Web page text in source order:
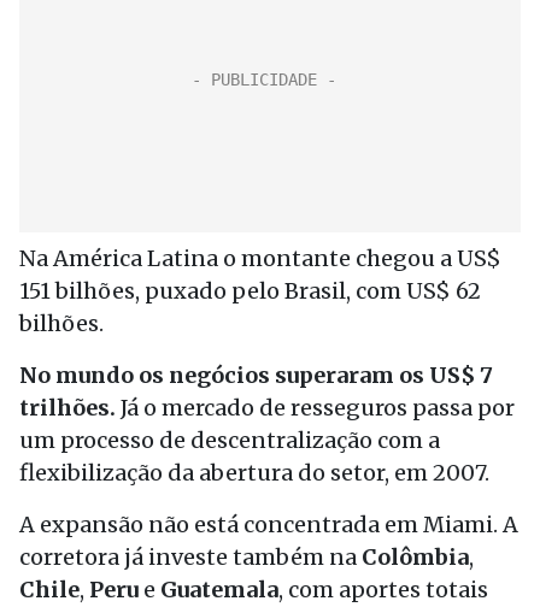
Na América Latina o montante chegou a US$
151 bilhões, puxado pelo Brasil, com US$ 62
bilhões.
No mundo os negócios superaram os US$ 7
trilhões. Já o mercado de resseguros passa por
um processo de descentralização com a
flexibilização da abertura do setor, em 2007.
A expansão não está concentrada em Miami. A
corretora já investe também na Colômbia,
Chile, Peru e Guatemala, com aportes totais